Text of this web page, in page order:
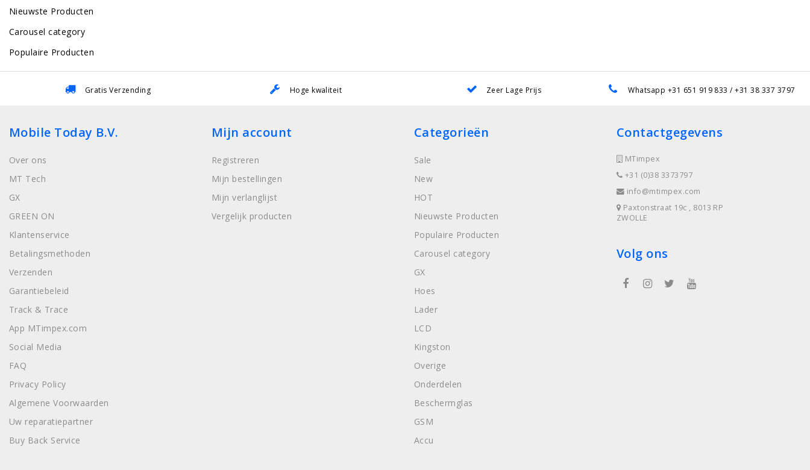
Nieuwste Producten
Carousel category
Populaire Producten
Gratis Verzending Hoge kwaliteit Zeer Lage Prijs Whatsapp +31 651 919 833 / +31 38 337 3797
Mobile Today B.V.
Over ons
MT Tech
GX
GREEN ON
Klantenservice
Betalingsmethoden
Verzenden
Garantiebeleid
Track & Trace
App MTimpex.com
Social Media
FAQ
Privacy Policy
Algemene Voorwaarden
Uw reparatiepartner
Buy Back Service
Mijn account
Registreren
Mijn bestellingen
Mijn verlanglijst
Vergelijk producten
Categorieën
Sale
New
HOT
Nieuwste Producten
Populaire Producten
Carousel category
GX
Hoes
Lader
LCD
Kingston
Overige
Onderdelen
Beschermglas
GSM
Accu
Contactgegevens
MTimpex
+31 (0)38 3373797
info@mtimpex.com
Paxtonstraat 19c , 8013 RP
ZWOLLE
Volg ons